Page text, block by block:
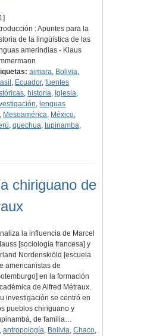
: Apuntes para la
de la lingüística de las
amerindias - Klaus
aimara, Bolivia,
, Ecuador,fuentes
, historia, Iglesia,
, lenguas
, Mesoamérica, México,
, quechua, tupinamba,
chiriguano de
la influencia de Marcel
[sociología francesa] y
Nordenskiöld [escuela
americanistas de
en la formación
de Alfred Métraux.
investigación se centró en
pueblos chiriguano y
de familia…
, antropología, Bolivia, Chaco,